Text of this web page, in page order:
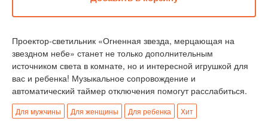
Проектор-светильник «Огненная звезда, мерцающая на
звездном небе» станет не только дополнительным
источником света в комнате, но и интересной игрушкой для
вас и ребенка! Музыкальное сопровождение и
автоматический таймер отключения помогут расслабиться.
Для мужчины Для женщины Для ребенка Хит